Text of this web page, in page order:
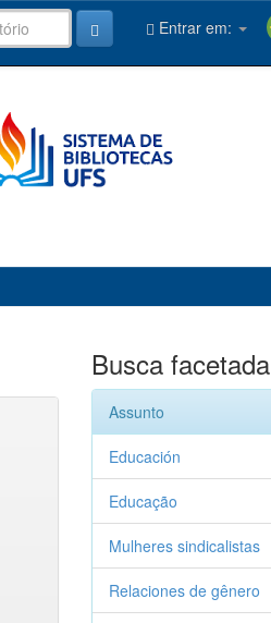
Entrar em:
Busca facetada
Assunto
Educación
Educação
Mulheres sindicalistas
Relaciones de gênero